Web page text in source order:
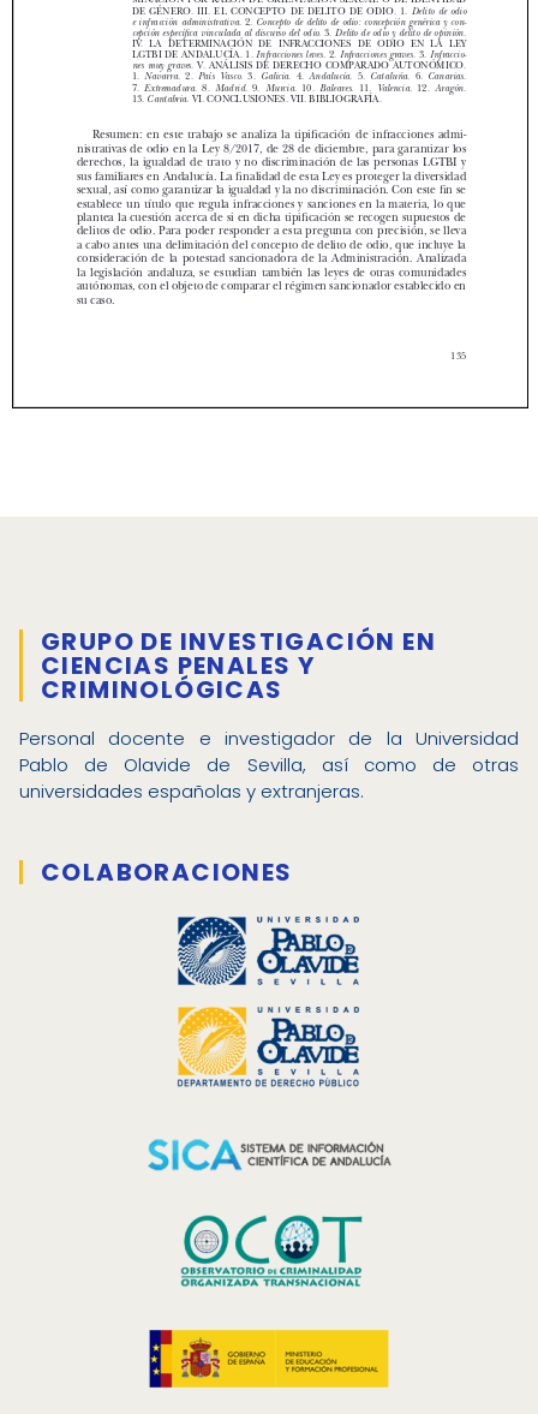
GRUPO DE INVESTIGACIÓN EN
CIENCIAS PENALES Y
CRIMINOLÓGICAS
Personal docente e investigador de la Universidad
Pablo de Olavide de Sevilla, así como de otras
universidades españolas y extranjeras.
COLABORACIONES